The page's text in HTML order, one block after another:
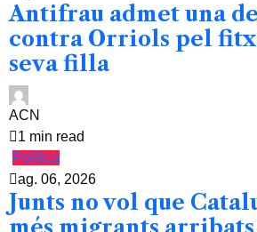
Antifrau admet una
contra Orriols pel
seva filla
ACN
1 min read
Política
ag. 06, 2026
Junts no vol que